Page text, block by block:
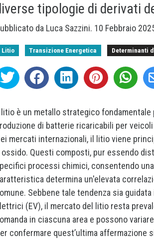
tipologie di derivati
da Luca Sazzini. 10 Febbraio
Litio Transizione Energetica Determinanti
litio è un metallo strategico
di batterie ricaricabili per
mercati internazionali, il litio viene
ossido. Questi composti, pur essendo
processi chimici, consentendo
determina un'elevata
Sebbene tale tendenza sia
(EV), il mercato del litio resta
in ciascuna area e possono
confermare quest’ultima